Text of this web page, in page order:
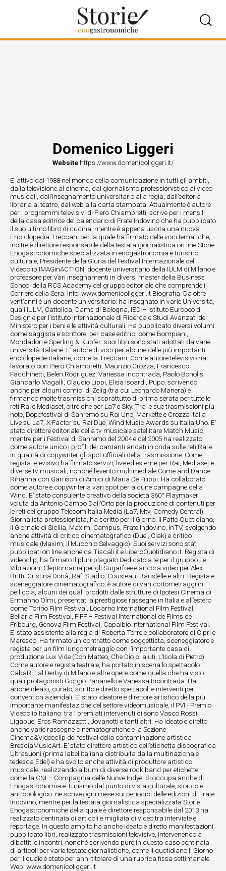
Domenico Liggeri
Website https://www.domenicoliggeri.it/
E’ attivo dal 1988 nel mondo della comunicazione in tutti gli ambiti,
dalla televisione al cinema, dal giornalismo professionistico ai video
musicali, dall’insegnamento universitario alla regia, dall’editoria
libraria al teatro, dal web alla carta stampata. Attualmente è autore
per i programmi televisivi di Piero Chiambretti, scrive per i mensili
della casa editrice del calendario di Frate Indovino che ha pubblicato
il suo ultimo libro di cucina, mentre è appena uscita una nuova
Enciclopedia Treccani per la quale ha firmato delle voci tematiche;
inoltre è direttore responsabile della testata giornalistica on line Storie
Enogastronomiche specializzata in enogastronomia e turismo
culturale, Presidente della Giuria del Festival Internazionale del
Videoclip IMAGinACTION, docente universitario della IULM di Milano e
professore per vari insegnamenti in diversi master della Business
School della RCS Academy del gruppo editoriale che comprende il
Corriere della Sera. Info: www.domenicoliggeri.it Biografia. Da oltre
vent’anni è un docente universitario: ha insegnato in varie Università,
quali IULM, Cattolica, Dams di Bologna, IED – Istituto Europeo di
Design e per l’Istituto Internazionale di Ricerca e Studi Avanzati del
Ministero per i beni e le attività culturali. Ha pubblicato diversi volumi
come saggista e scrittore, per case editrici come Bompiani,
Mondadori e Sperling & Kupfer: suoi libri sono stati adottati da varie
università italiane. E’ autore di voci per alcune delle più importanti
enciclopedie italiane, come la Treccani. Come autore televisivo ha
lavorato con Piero Chiambretti, Maurizio Crozza, Francesco
Facchinetti, Belen Rodriguez, Vanessa Incontrada, Paolo Bonolis,
Giancarlo Magalli, Claudio Lippi, Elisa Isoardi, Pupo, scrivendo
anche per alcuni comici di Zelig (tra cui Leonardo Manera) e
firmando molte trasmissioni soprattutto di prima serata per tutte le
reti Rai e Mediaset, oltre che per La7 e Sky. Tra le sue trasmissioni più
note, Dopofestival di Sanremo su Rai Uno, Markette e Crozza Italia
Live su La7, X Factor su Rai Due, Wind Music Awards su Italia Uno. E’
stato direttore editoriale della tv musicale satellitare Match Music,
mentre per i Festival di Sanremo del 2004 e del 2005 ha realizzato
come autore unico i profili dei cantanti andati in onda sulle reti Rai e
in qualità di copywriter gli spot ufficiali della trasmissione. Come
regista televisivo ha firmato servizi, live ed esterne per Rai, Mediaset e
diverse tv musicali, nonché l’evento multimediale Come and Dance
Rihanna con Garrison di Amici di Maria De Filippi. Ha collaborato
come autore e copywriter a vari spot per alcune campagne della
Wind. E’ stato consulente creativo della società 360° Playmaker
voluta da Antonio Campo Dall’Orto per la produzione di contenuti per
le reti del gruppo Telecom Italia Media (La7, Mtv, Comedy Central).
Giornalista professionista, ha scritto per Il Giorno, Il Fatto Quotidiano,
Il Giornale di Sicilia, Maxim, Campus, Frate Indovino, InTV, svolgendo
anche attività di critico cinematografico (Duel, Ciak) e critico
musicale (Maxim, il Mucchio Selvaggio). Suoi servizi sono stati
pubblicati on line anche da Tiscali.it e LiberoQuotidiano.it. Regista di
videoclip, ha firmato il pluri-plagiato Dedicato a te per il gruppo Le
Vibrazioni, Cleptomania per gli Sugarfree e ancora video per Alex
Britti, Cristina Donà, Raf, Stadio, Cousteau, Baustelle e altri. Regista e
sceneggiatore cinematografico, è autore di vari cortometraggi in
pellicola, alcuni dei quali prodotti dalle strutture di Ipotesi Cinema di
Ermanno Olmi, presentati a prestigiose rassegne in Italia e all’estero
come Torino Film Festival, Locarno International Film Festival,
Bellaria Film Festival, FIFF – Festival International de Films de
Fribourg, Genova Film Festival, Capalbio International Film Festival.
E’ stato assistente alla regia di Roberta Torre e collaboratore di Ciprì e
Maresco. Ha firmato un contratto come soggettista, sceneggiatore e
regista per un film lungometraggio con l’importante casa di
produzione Lux Vide (Don Matteo, Che Dio ci aiuti, L’Isola di Pietro).
Come autore e regista teatrale, ha portato in scena lo spettacolo
CabaRE’ al Derby di Milano e altre opere come quella che ha visto
quali protagonisti Giorgio Panariello e Vanessa Incontrada. Ha
anche ideato, curato, scritto e diretto spettacoli e interventi per
convention aziendali. E’ stato ideatore e direttore artistico della più
importante manifestazione del settore videomusicale, il PVI - Premio
Videoclip Italiano: tra i premiati intervenuti ci sono Vasco Rossi,
Ligabue, Eros Ramazzotti, Jovanotti e tanti altri. Ha ideato e diretto
anche varie rassegne cinematografiche e la Sezione
Cinema&Videoclip del festival della contaminazione artistica
BresciaMusicArt. E’ stato direttore artistico dell’etichetta discografica
Ultrasuoni (prima label italiana distribuita dalla multinazionale
tedesca Edel) e ha svolto anche attività di produttore artistico
musicale, realizzando album di diverse rock band per etichette
come la CNI – Compagnia delle Nuove Indye. Si occupa anche di
Enogastronomia e Turismo dal punto di vista culturale, storico e
antropologico: ne scrive ogni mese sui periodici delle edizioni di Frate
Indovino, mentre per la testata giornalistica specializzata Storie
Enogastronomiche della quale è direttore responsabile dal 2013 ha
realizzato centinaia di articoli e migliaia di video tra interviste e
reportage. In questo ambito ha anche ideato e diretto manifestazioni,
pubblicato libri, realizzato trasmissioni televisive, intervenendo a
dibattiti e incontri, nonché scrivendo pure in questo caso centinaia
di articoli per varie testate giornalistiche, come il quotidiano Il Giorno
per il quale è stato per anni titolare di una rubrica fissa settimanale.
Web: www.domenicoliggeri.it